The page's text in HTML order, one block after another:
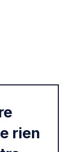
rien